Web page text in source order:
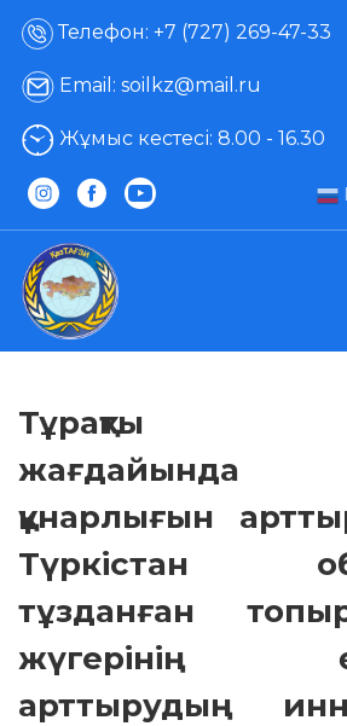
Телефон: +7 (727) 269-47-33
Email: soilkz@mail.ru
Жұмыс кестесі: 8.00 - 16.30
Тұрақты
жағдайында
құнарлығын
Түркістан
тұзданған
жүгерінің
арттырудың